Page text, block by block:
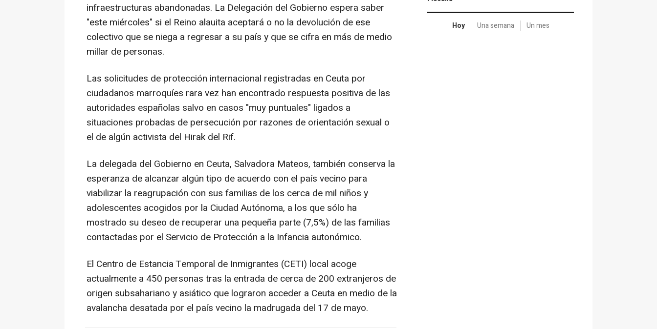
infraestructuras abandonadas. La Delegación del Gobierno espera saber
"este miércoles" si el Reino alauita aceptará o no la devolución de ese
colectivo que se niega a regresar a su país y que se cifra en más de medio
millar de personas.
Las solicitudes de protección internacional registradas en Ceuta por
ciudadanos marroquíes rara vez han encontrado respuesta positiva de las
autoridades españolas salvo en casos "muy puntuales" ligados a
situaciones probadas de persecución por razones de orientación sexual o
el de algún activista del Hirak del Rif.
La delegada del Gobierno en Ceuta, Salvadora Mateos, también conserva la
esperanza de alcanzar algún tipo de acuerdo con el país vecino para
viabilizar la reagrupación con sus familias de los cerca de mil niños y
adolescentes acogidos por la Ciudad Autónoma, a los que sólo ha
mostrado su deseo de recuperar una pequeña parte (7,5%) de las familias
contactadas por el Servicio de Protección a la Infancia autonómico.
El Centro de Estancia Temporal de Inmigrantes (CETI) local acoge
actualmente a 450 personas tras la entrada de cerca de 200 extranjeros de
origen subsahariano y asiático que lograron acceder a Ceuta en medio de la
avalancha desatada por el país vecino la madrugada del 17 de mayo.
Hoy Una semana Un mes